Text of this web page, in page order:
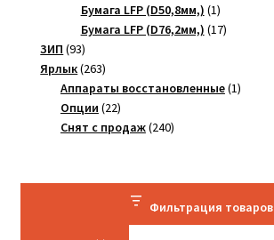
Бумага LFP (D50,8мм,) 11
товар
Бумага LFP (D76,2мм,) 1717
ЗИП 9393
товара
Ярлык 263263
товара
Аппараты восстановленные 11
Опции 2222
товара
Снят с продаж 240240
Фильтрация товаров